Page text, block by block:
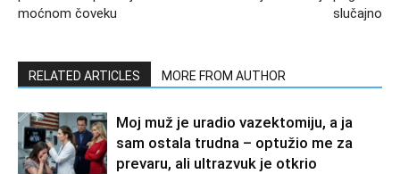
moćnom čoveku
slučajno
RELATED ARTICLES MORE FROM AUTHOR
Moj muž je uradio vazektomiju, a ja
sam ostala trudna – optužio me za
prevaru, ali ultrazvuk je otkrio